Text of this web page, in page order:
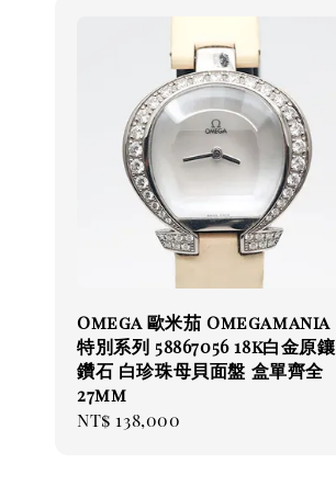
Omega 歐米茄 Omegamania
特別系列 58867056 18k白金原鑲
鑽石 白珍珠母貝面盤 盒單齊全
27mm
Regular
NT$ 138,000